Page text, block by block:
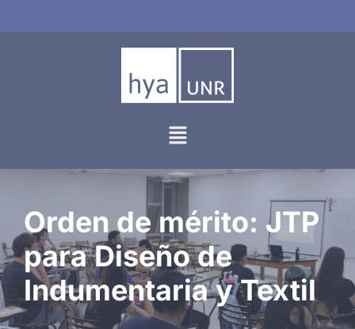
Orden de mérito: JTP
para Diseño de
Indumentaria y Textil